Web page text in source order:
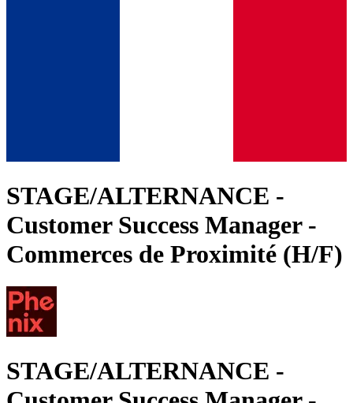
STAGE/ALTERNANCE -
Customer Success Manager -
Commerces de Proximité (H/F)
STAGE/ALTERNANCE -